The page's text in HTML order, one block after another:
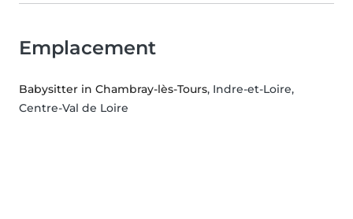
Emplacement
Babysitter in Chambray-lès-Tours, Indre-et-Loire,
Centre-Val de Loire